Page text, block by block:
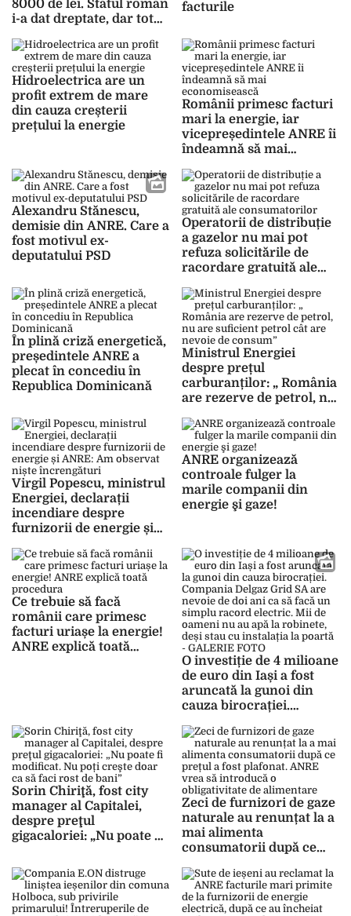
8000 de lei. Statul român
i-a dat dreptate, dar tot
facturile
Hidroelectrica are un
profit extrem de mare
din cauza creșterii
prețului la energie
Românii primesc facturi
mari la energie, iar
vicepreședintele ANRE îi
îndeamnă să mai
Alexandru Stănescu,
demisie din ANRE. Care a
fost motivul ex-
deputatului PSD
Operatorii de distribuție
a gazelor nu mai pot
refuza solicitările de
racordare gratuită ale
În plină criză energetică,
președintele ANRE a
plecat în concediu în
Republica Dominicană
Ministrul Energiei
despre prețul
carburanților: „ România
are rezerve de petrol, nu
are nevoie de consum”
Virgil Popescu, ministrul
Energiei, declarații
incendiare despre
furnizorii de energie și
încrengături
ANRE organizează
controale fulger la
marile companii din
energie şi gaze!
Ce trebuie să facă
românii care primesc
facturi uriașe la energie!
ANRE explică toată
O investiție de 4 milioane
de euro din Iași a fost
aruncată la gunoi din
cauza birocrației.
SA are nevoie de doi ani
ca să facă un simplu
racord electric. Mii de
oameni nu au apă la
robinete, deși stau cu
instalația la poartă –
GALERIE FOTO
Sorin Chiriţă, fost city
manager al Capitalei,
despre preţul
gigacaloriei: „Nu poate fi
doar ca să faci rost de
bani”
Zeci de furnizori de gaze
naturale au renunțat la a
mai alimenta
consumatorii după ce
ANRE vrea să introducă
o obligativitate de
alimentare